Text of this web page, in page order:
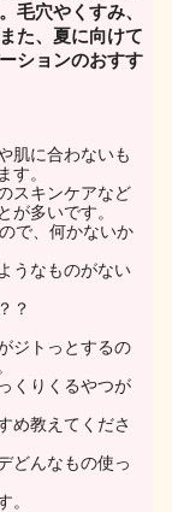
毛穴やくすみ、
た、夏に向けて
ションのおすす
肌に合わないも
す。
スキンケアなど
が多いです。
で、何かないか
うなものがない
？
ジトっとするの
くりくるやつが
め教えてくださ
どんなもの使っ
。